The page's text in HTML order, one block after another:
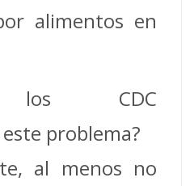
alimentos en
los CDC
problema?
al menos no